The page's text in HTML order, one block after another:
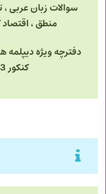
سوالات زبان عربی ،
منطق ، اقتصاد
دفترچه ویژه
کنکور 1403